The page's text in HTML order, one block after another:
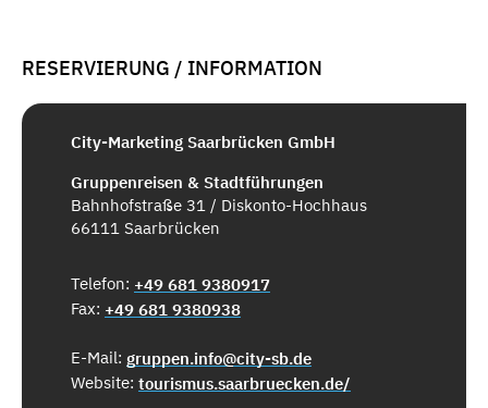
RESERVIERUNG / INFORMATION
City-Marketing Saarbrücken GmbH
Gruppenreisen & Stadtführungen
Bahnhofstraße 31 / Diskonto-Hochhaus
66111 Saarbrücken
Telefon: +49 681 9380917
Fax: +49 681 9380938
E-Mail: gruppen.info@city-sb.de
Website: tourismus.saarbruecken.de/